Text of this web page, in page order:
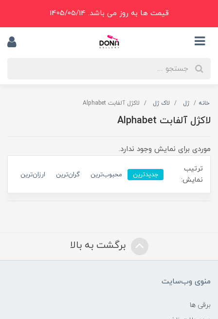
قیمت ها به روز می باشد. 1405/05/14
خانه ژل لاک ژل لاکژل آلفابت Alphabet
لاکژل آلفابت Alphabet
موردی برای نمایش وجود ندارد.
ترتیب
نمایش:
جدیدترین محبوب‌ترین گران‌ترین ارزان‌ترین
برگشت به بالا
منوی وب‌سایت
برقی ها